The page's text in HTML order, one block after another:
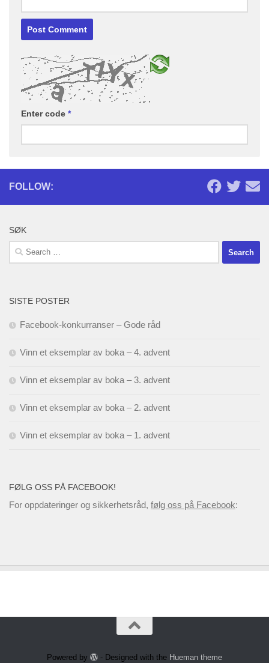
Enter code *
FOLLOW:
SØK
Search
for:
SISTE POSTER
Facebook-konkurranser – Gode råd
Vinn et eksemplar av boka – 4. advent
Vinn et eksemplar av boka – 3. advent
Vinn et eksemplar av boka – 2. advent
Vinn et eksemplar av boka – 1. advent
FØLG OSS PÅ FACEBOOK!
For oppdateringer og sikkerhetsråd, følg oss på Facebook:
Powered by - Designed with the Hueman theme